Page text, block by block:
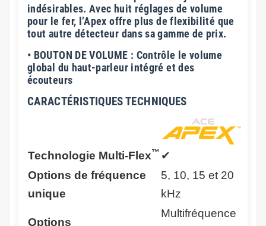
indésirables. Avec huit réglages de volume
pour le fer, l’Apex offre plus de flexibilité que
tout autre détecteur dans sa gamme de prix.
• BOUTON DE VOLUME : Contrôle le volume
global du haut-parleur intégré et des
écouteurs
CARACTÉRISTIQUESTECHNIQUES
Technologie Multi-Flex™ ✔
Options de fréquence
unique
5, 10, 15 et 20
kHz
Options
Multifréquence